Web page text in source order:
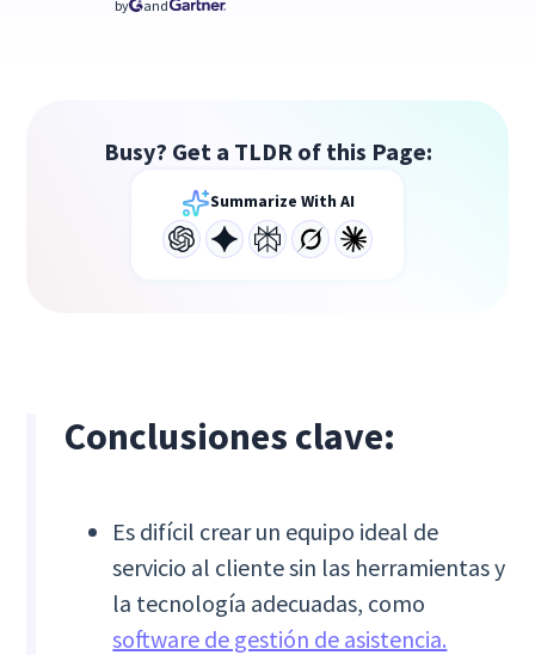
by
and
Busy? Get a TLDR of this Page:
Summarize With AI
Conclusiones clave:
Es difícil crear un equipo ideal de
servicio al cliente sin las herramientas y
la tecnología adecuadas, como
software de gestión de asistencia.